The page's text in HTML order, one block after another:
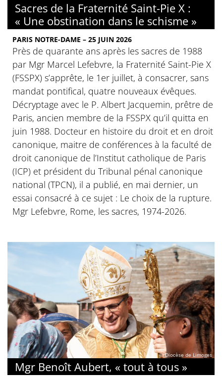
Sacres de la Fraternité Saint-Pie X :
« Une obstination dans le schisme »
PARIS NOTRE-DAME – 25 JUIN 2026
Près de quarante ans après les sacres de 1988
par Mgr Marcel Lefebvre, la Fraternité Saint-Pie X
(FSSPX) s’apprête, le 1er juillet, à consacrer, sans
mandat pontifical, quatre nouveaux évêques.
Décryptage avec le P. Albert Jacquemin, prêtre de
Paris, ancien membre de la FSSPX qu’il quitta en
juin 1988. Docteur en histoire du droit et en droit
canonique, maitre de conférences à la faculté de
droit canonique de l’Institut catholique de Paris
(ICP) et président du Tribunal pénal canonique
national (TPCN), il a publié, en mai dernier, un
essai consacré à ce sujet : Le choix de la rupture.
Mgr Lefebvre, Rome, les sacres, 1974-2026.
© Diocèse de Limoges
Mgr Benoît Aubert, « tout à tous »